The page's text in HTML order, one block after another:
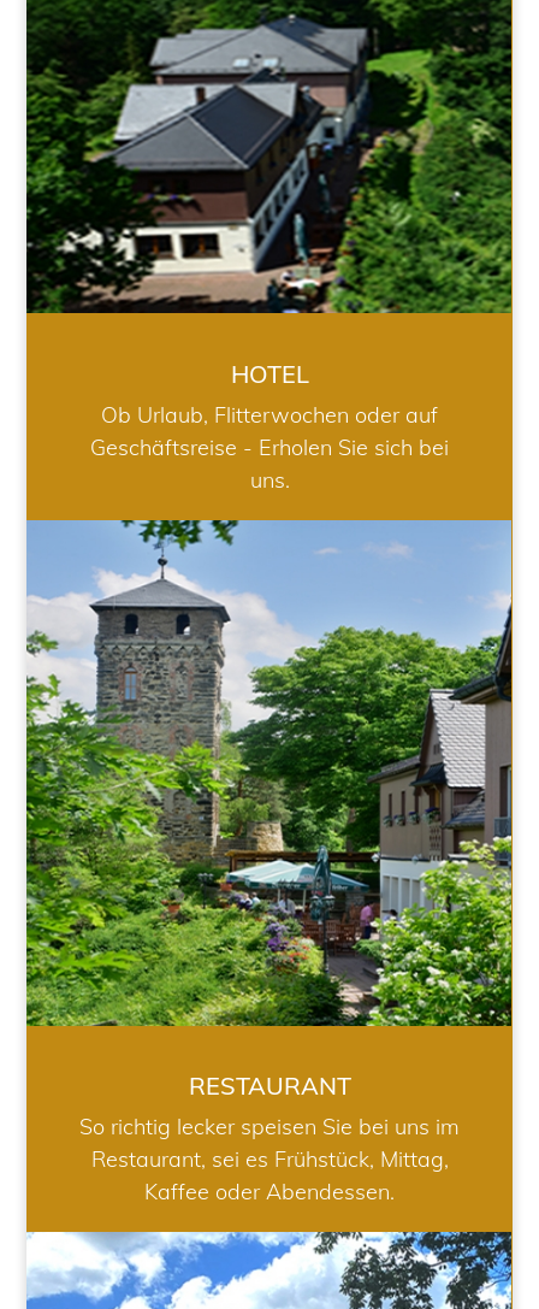
HOTEL
HOTEL
Ob Urlaub, Flitterwochen oder auf
Geschäftsreise - Erholen Sie sich bei
uns.
RESTAURANT
RESTAURANT
So richtig lecker speisen Sie bei uns im
Restaurant, sei es Frühstück, Mittag,
Kaffee oder Abendessen.